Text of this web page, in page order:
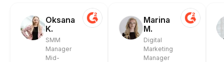
Oksana
K.
SMM
Manager
Mid-
Marina
M.
Digital
Marketing
Manager